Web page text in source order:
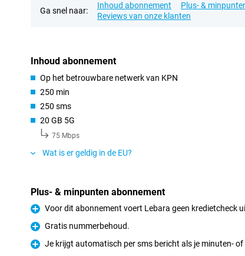
Ga snel naar:
Inhoud abonnement
Plus- &
Reviews van onze klanten
Inhoud abonnement
Op het betrouwbare netwerk van KPN
250 min
250 sms
20 GB 5G
75 Mbps
Wat is er geldig in de EU?
Plus- & minpunten abonnement
Pluspunt
Voor dit abonnement voert Lebara geen kredietcheck
Pluspunt
Gratis nummerbehoud.
Pluspunt
Je krijgt automatisch per sms bericht als je minuten-